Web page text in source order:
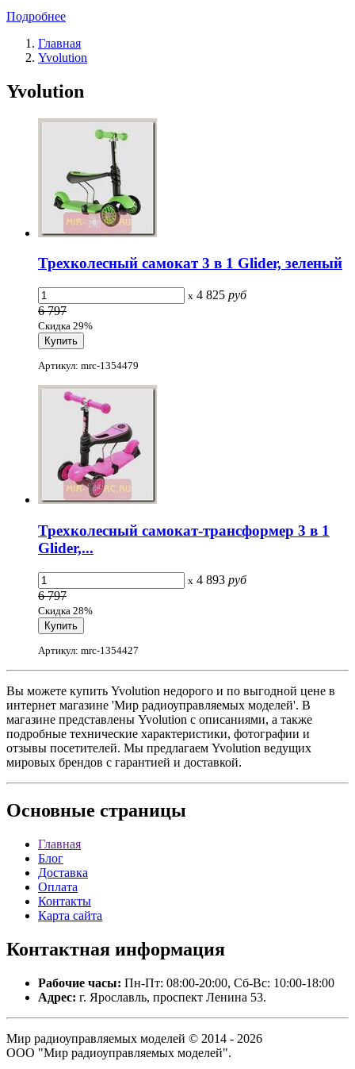
Подробнее
Главная
Yvolution
Yvolution
Трехколесный самокат 3 в 1 Glider, зеленый
x 4 825 руб
6 797
Скидка 29%
Артикул: mrc-1354479
Трехколесный самокат-трансформер 3 в 1
Glider,...
x 4 893 руб
6 797
Скидка 28%
Артикул: mrc-1354427
Вы можете купить Yvolution недорого и по выгодной цене в
интернет магазине 'Мир радиоуправляемых моделей'. В
магазине представлены Yvolution с описаниями, а также
подробные технические характеристики, фотографии и
отзывы посетителей. Мы предлагаем Yvolution ведущих
мировых брендов с гарантией и доставкой.
Основные страницы
Главная
Блог
Доставка
Оплата
Контакты
Карта сайта
Контактная информация
Рабочие часы: Пн-Пт: 08:00-20:00, Сб-Вс: 10:00-18:00
Адрес: г. Ярославль, проспект Ленина 53.
Мир радиоуправляемых моделей © 2014 - 2026
ООО "Мир радиоуправляемых моделей".